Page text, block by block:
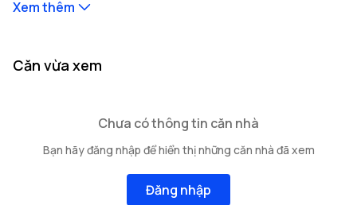
tích xây dựng 156.8m²
Nhà mặt tiền 18.61m, hướng Đông Nam, độ rộng ngõ
Vị trí nhà nằm tại tuyến đường Phùng Khoang với
nhiều trường học, bệnh viện và tiện ích xung quanh.
Xem thêm
Căn vừa xem
Chưa có thông tin căn nhà
Bạn hãy đăng nhập để hiển thị những căn nhà đã xem
Đăng nhập